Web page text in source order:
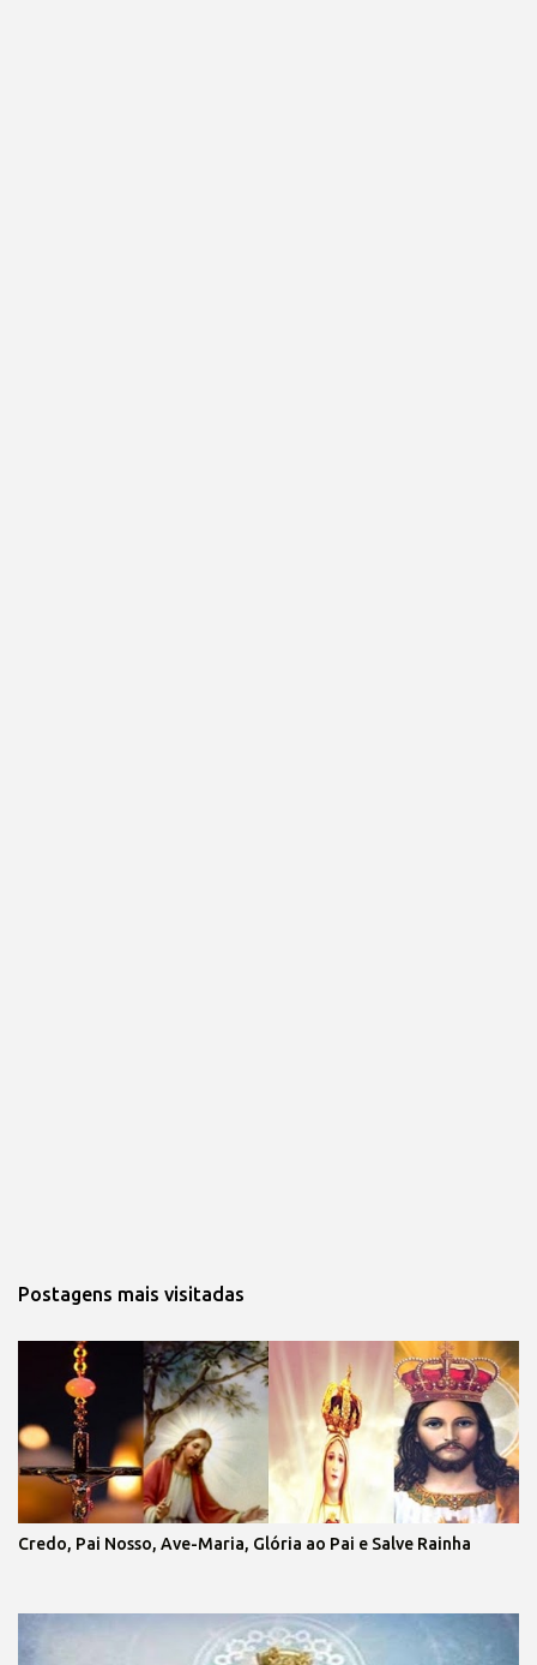
Postagens mais visitadas
Credo, Pai Nosso, Ave-Maria, Glória ao Pai e Salve Rainha